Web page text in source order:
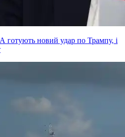
новий удар по Трампу, і